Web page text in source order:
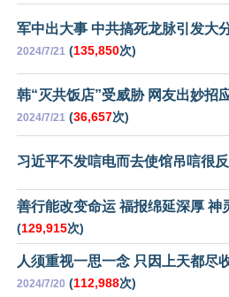
军中出大事 中共搞死龙脉引发大
2024/7/21 (135,850次)
韩“灭共饭店”受威胁 网友出妙招
2024/7/21 (36,657次)
习近平不发唁电而去使馆吊唁很
善行能改变命运 福报绵延深厚 神
(129,915次)
人须重视一思一念 只因上天都尽
2024/7/20 (112,988次)